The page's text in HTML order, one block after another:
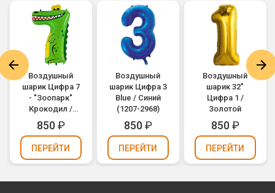
Воздушный
шарик Цифра 7
- "Зоопарк"
Крокодил /
Animaloons
Crocodile
(1207-1689)
850₽
ПЕРЕЙТИ
Воздушный
шарик Цифра 3
Blue / Синий
(1207-2968)
850₽
ПЕРЕЙТИ
Воздушный
шарик 32"
Цифра 1 /
Золотой
850₽
ПЕРЕЙТИ